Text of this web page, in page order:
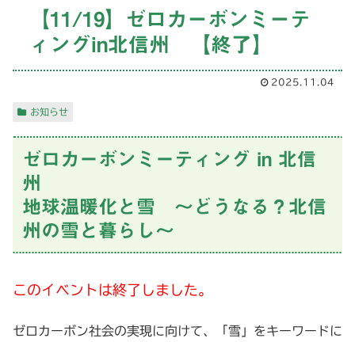
【11/19】ゼロカーボンミーテ
ィングin北信州 【終了】
2025.11.04
お知らせ
ゼロカーボンミーティング in 北信
州
地球温暖化と雪 〜どうなる？北信
州の雪と暮らし〜
このイベントは終了しました。
ゼロカーボン社会の実現に向けて、「雪」をキーワードに